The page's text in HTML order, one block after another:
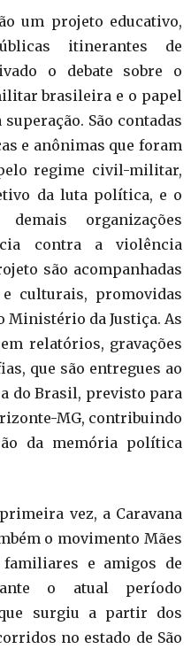
um projeto educativo,
itinerantes de
o debate sobre o
brasileira e o papel
São contadas
e anônimas que foram
regime civil-militar,
da luta política, e o
organizações
contra a violência
são acompanhadas
culturais, promovidas
Ministério da Justiça. As
relatórios, gravações
que são entregues ao
do Brasil, previsto para
MG, contribuindo
da memória política
vez, a Caravana
o movimento Mães
e amigos de
o atual período
surgiu a partir dos
no estado de São